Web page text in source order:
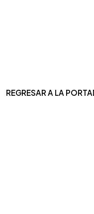
REGRESAR A LA